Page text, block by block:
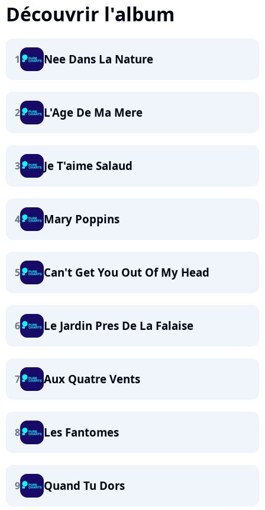
Découvrir l'album
1 Nee Dans La Nature
2 L'Age De Ma Mere
3 Je T'aime Salaud
4 Mary Poppins
5 Can't Get You Out Of My Head
6 Le Jardin Pres De La Falaise
7 Aux Quatre Vents
8 Les Fantomes
9 Quand Tu Dors